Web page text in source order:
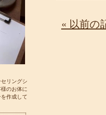
リングシ
のお体に
作成して
« 以前の